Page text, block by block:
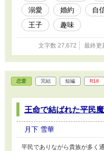
溺愛
婚約 自
王子
趣味
文字数 27,672 最終更
恋愛 完結 短編 R18
王命で結ばれた平民
月下 雪華
平民でありながら貴族が多く